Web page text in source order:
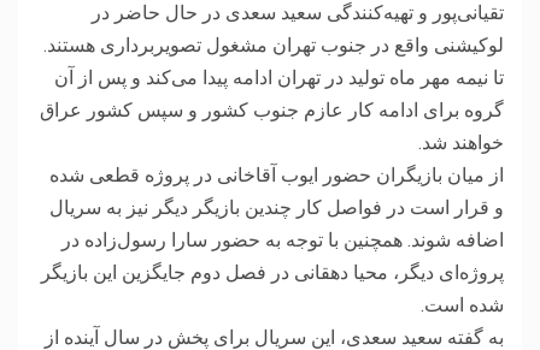
تقیانی‌پور و تهیه‌کنندگی سعید سعدی در حال حاضر در
لوکیشنی واقع در جنوب تهران مشغول تصویربرداری هستند.
تا نیمه مهر ماه تولید در تهران ادامه پیدا می‌کند و پس از آن
گروه برای ادامه کار عازم جنوب کشور و سپس کشور عراق
خواهند شد.
از میان بازیگران حضور ایوب آقاخانی در پروژه قطعی شده
و قرار است در فواصل کار چندین بازیگر دیگر نیز به سریال
اضافه شوند. همچنین با توجه به حضور سارا رسول‌زاده در
پروژه‌ای دیگر، محیا دهقانی در فصل دوم جایگزین این بازیگر
شده است.
به گفته سعید سعدی، این سریال برای پخش در سال آینده از